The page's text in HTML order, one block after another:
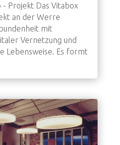
- Projekt Das Vitabox
an der Werre
mit
Vernetzung und
Lebensweise. Es formt